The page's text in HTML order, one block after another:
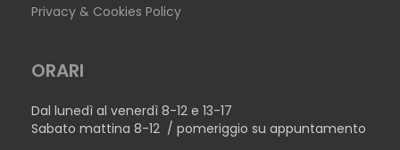
Privacy & Cookies Policy
ORARI
Dal lunedì al venerdì 8-12 e 13-17
Sabato mattina 8-12 / pomeriggio su appuntamento